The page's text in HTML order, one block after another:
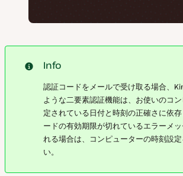
Info
認証コードをメールで受け取る場合、
ような二要素認証機能は、お使いのコ
定されている日付と時刻の正確さに依
ードの有効期限が切れているエラーメ
れる場合は、コンピューターの時刻設
い。